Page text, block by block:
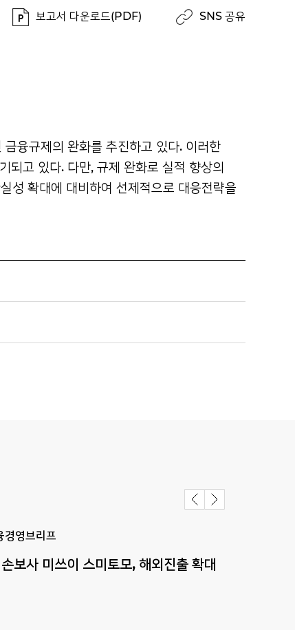
보고서 다운로드(PDF) SNS 공유
금융규제의 완화를 추진하고 있다. 이러한
되고 있다. 다만, 규제 완화로 실적 향상의
성 확대에 대비하여 선제적으로 대응전략을
경영브리프
손보사 미쓰이 스미토모, 해외진출 확대